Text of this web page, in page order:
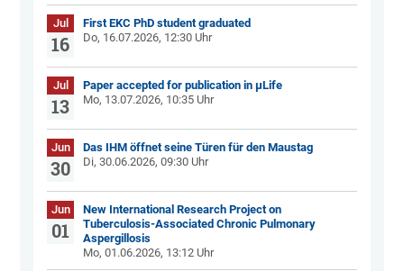
Jul
16
First EKC PhD student graduated
Do, 16.07.2026, 12:30 Uhr
Jul
13
Paper accepted for publication in µLife
Mo, 13.07.2026, 10:35 Uhr
Jun
30
Das IHM öffnet seine Türen für den Maustag
Di, 30.06.2026, 09:30 Uhr
Jun
01
New International Research Project on
Tuberculosis-Associated Chronic Pulmonary
Aspergillosis
Mo, 01.06.2026, 13:12 Uhr